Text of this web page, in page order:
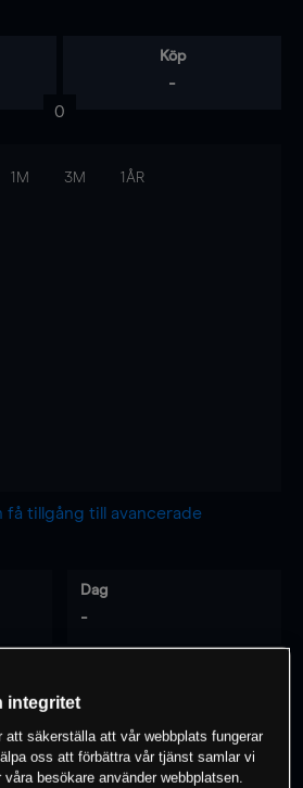
Köp
-
0
1M 3M 1ÅR
tillgång till avancerade
Dag
-
-
integritet
att säkerställa att vår webbplats fungerar
oss att förbättra vår tjänst samlar vi
besökare använder webbplatsen.